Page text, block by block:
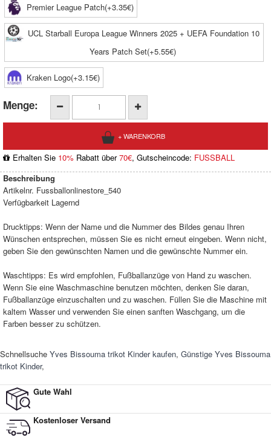
Premier League Patch(+3.35€)
UCL Starball Europa League Winners 2025 + UEFA Foundation 10
Years Patch Set(+5.55€)
Kraken Logo(+3.15€)
Menge:
Erhalten Sie 10% Rabatt über70€, Gutscheincode: FUSSBALL
Beschreibung
Artikelnr. Fussballonlinestore_540
Verfügbarkeit Lagernd
Drucktipps: Wenn der Name und die Nummer des Bildes genau Ihren
Wünschen entsprechen, müssen Sie es nicht erneut eingeben. Wenn nicht,
geben Sie den gewünschten Namen und die gewünschte Nummer ein.
Waschtipps: Es wird empfohlen, Fußballanzüge von Hand zu waschen.
Wenn Sie eine Waschmaschine benutzen möchten, denken Sie daran,
Fußballanzüge einzuschalten und zu waschen. Füllen Sie die Maschine mit
kaltem Wasser und verwenden Sie einen sanften Waschgang, um die
Farben besser zu schützen.
Schnellsuche Yves Bissouma trikot Kinder kaufen, Günstige Yves Bissouma
trikot Kinder,
Gute Wahl
Kostenloser Versand